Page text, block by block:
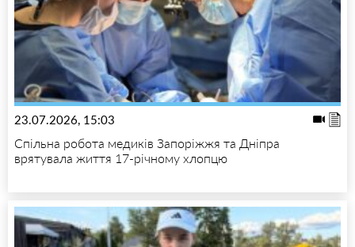
23.07.2026, 15:03
Спільна робота медиків Запоріжжя та Дніпра
врятувала життя 17-річному хлопцю